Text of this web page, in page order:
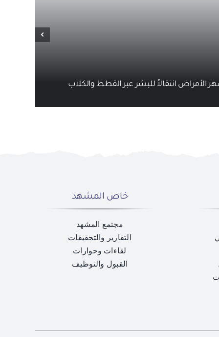
انتقالاً للبشر عبر القطط والكلاب
خاص المشهد
مجتمع المشهد
التقارير والتحقيقات
لقاءات وحوارات
القبول والتوظيف